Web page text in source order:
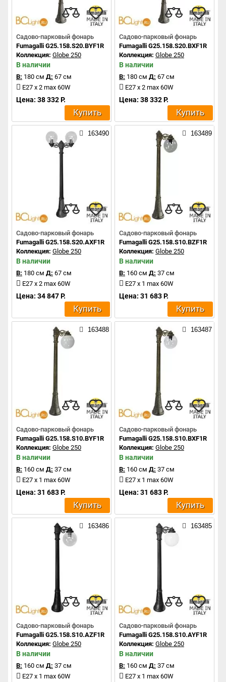
Садово-парковый фонарь
Fumagalli G25.158.S20.BYF1R
Коллекция: Globe 250
В наличии
В: 180 см Д: 67 см
E27 x 2 max 60W
Цена: 38 332 Р.
Купить
Садово-парковый фонарь
Fumagalli G25.158.S20.BXF1R
Коллекция: Globe 250
В наличии
В: 180 см Д: 67 см
E27 x 2 max 60W
Цена: 38 332 Р.
Купить
163490
Садово-парковый фонарь
Fumagalli G25.158.S20.AXF1R
Коллекция: Globe 250
В наличии
В: 180 см Д: 67 см
E27 x 2 max 60W
Цена: 34 847 Р.
Купить
163489
Садово-парковый фонарь
Fumagalli G25.158.S10.BZF1R
Коллекция: Globe 250
В наличии
В: 160 см Д: 37 см
E27 x 1 max 60W
Цена: 31 683 Р.
Купить
163488
Садово-парковый фонарь
Fumagalli G25.158.S10.BYF1R
Коллекция: Globe 250
В наличии
В: 160 см Д: 37 см
E27 x 1 max 60W
Цена: 31 683 Р.
Купить
163487
Садово-парковый фонарь
Fumagalli G25.158.S10.BXF1R
Коллекция: Globe 250
В наличии
В: 160 см Д: 37 см
E27 x 1 max 60W
Цена: 31 683 Р.
Купить
163486
Садово-парковый фонарь
Fumagalli G25.158.S10.AZF1R
Коллекция: Globe 250
В наличии
В: 160 см Д: 37 см
E27 x 1 max 60W
163485
Садово-парковый фонарь
Fumagalli G25.158.S10.AYF1R
Коллекция: Globe 250
В наличии
В: 160 см Д: 37 см
E27 x 1 max 60W